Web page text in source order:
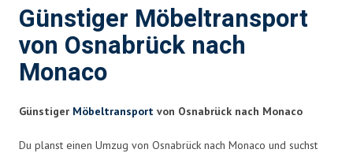
Günstiger Möbeltransport
von Osnabrück nach
Monaco
Günstiger Möbeltransport von Osnabrück nach Monaco
Du planst einen Umzug von Osnabrück nach Monaco und suchst